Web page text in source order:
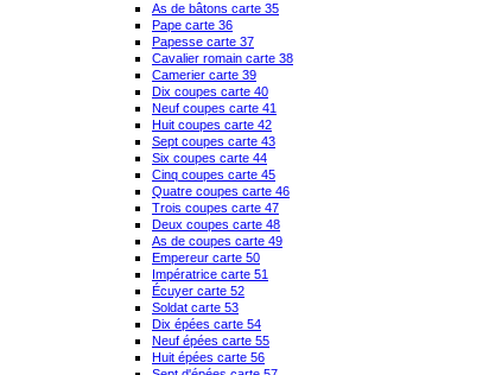
As de bâtons carte 35
Pape carte 36
Papesse carte 37
Cavalier romain carte 38
Camerier carte 39
Dix coupes carte 40
Neuf coupes carte 41
Huit coupes carte 42
Sept coupes carte 43
Six coupes carte 44
Cinq coupes carte 45
Quatre coupes carte 46
Trois coupes carte 47
Deux coupes carte 48
As de coupes carte 49
Empereur carte 50
Impératrice carte 51
Écuyer carte 52
Soldat carte 53
Dix épées carte 54
Neuf épées carte 55
Huit épées carte 56